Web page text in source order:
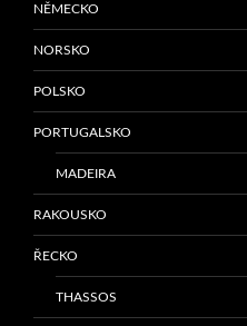
NĚMECKO
NORSKO
POLSKO
PORTUGALSKO
MADEIRA
RAKOUSKO
ŘECKO
THASSOS